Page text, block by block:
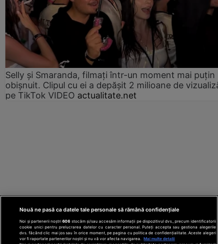
Selly și Smaranda, filmați într-un moment mai puțin
obișnuit. Clipul cu ei a depășit 2 milioane de
pe TikTok VIDEO actualitate.net
Nouă ne pasă ca datele tale personale să rămână confidențiale
Noi și partenerii noștri606 stocăm și/sau accesăm informații pe dispozitivul dvs., precum identificatorii
cookie unici pentru prelucrarea datelor cu caracter personal. Puteți accepta sau gestiona alegerile
dvs. făcând clic mai jos sau în orice moment, pe pagina cu politica de confidențialitate. Aceste alegeri
vor fi raportate partenerilor noștri și nu vă vor afecta navigarea.
Mai multe detalii